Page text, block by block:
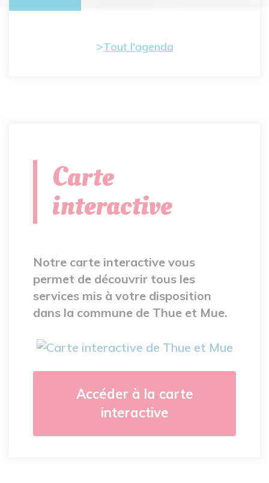
Tout l'agenda
Carte
interactive
Notre carte interactive vous
permet de découvrir tous les
services mis à votre disposition
dans la commune de Thue et Mue.
Accéder à la carte
interactive